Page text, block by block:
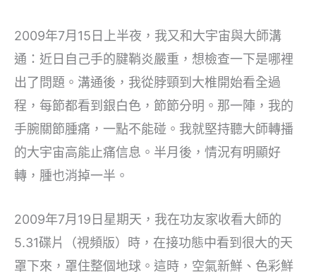
2009年7月15日上半夜，我又和大宇宙與大師溝
通：近日自己手的腱鞘炎嚴重，想檢查一下是哪裡
出了問題。溝通後，我從脖頸到大椎開始看全過
程，每節都看到銀白色，節節分明。那一陣，我的
手腕關節腫痛，一點不能碰。我就堅持聽大師轉播
的大宇宙高能止痛信息。半月後，情況有明顯好
轉，腫也消掉一半。
2009年7月19日星期天，我在功友家收看大師的
5.31碟片（視頻版）時，在接功態中看到很大的天
罩下來，罩住整個地球。這時，空氣新鮮、色彩鮮